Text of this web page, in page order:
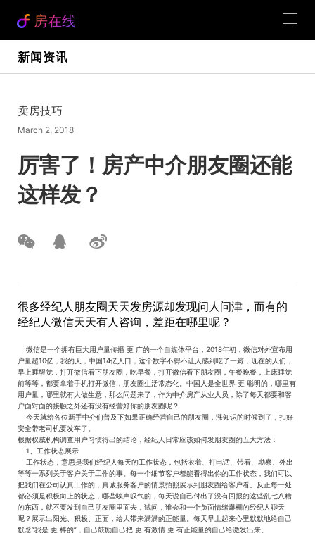
房在线
新闻资讯
卖房技巧
March 2, 2018
厉害了！房产中介朋友圈还能
这样发？
很多经纪人朋友圈天天发房源却发现问人问津，而有的
经纪人微信天天有人咨询，差距在哪里呢？
微信是一个拥有巨大用户量传播 更 广的一个自媒体平台，2018年初，微信对外宣布用
户量超10亿，我的天，中国14亿人口，这个数字不得不让人感到吃了一鲸，现在的人们，
早上睡醒觉，打开微信看下朋友圈，吃早餐，打开微信看下朋友圈，午餐晚餐，上床睡觉
前等等，都要拿着手机打开微信，朋友圈生活常态化。中国人是全世界 更 聪明的，哪里有
用户量，哪里就有人做生意，那么问题来了，作为中介房产从业人员，除了每天都要和客
户面对面的接触之外还有没有经营好你的朋友圈呢？
今天就给各位新手中介们普及下如果正确经营自己的朋友圈，涨知识的时候到了，扣好
安全带老司机要发车了。
根据权威机构调查用户习惯得出的结论，经纪人日常应该如何发朋友圈的五大方法：
1、工作状态展示
工作状态，意思是我们经纪人每天的工作状态，包括衣着、打电话、带看、勘察、外出
等等一系列关于客户关于工作的事。每一个细节客户都能看得出你的工作状态，我们可以
把我们在公司认真工作的，真诚服务客户的情景拍照展示到朋友圈给客户看。反正每一处
都必须是积极向上的状态，哪些唉声叹气的，每天说自己付出了没有回报的这些乱七八糟
的东西，就不要发到自己朋友圈里面去，试问，谁会和一个负面情绪爆棚的经纪人聊天
呢？展示出阳光、积极、正面，给人带来满满的正能量。每天早上起来心里默默地给自己
默念“我是 更 棒的”，自己鼓励自己把 更 有激情 更 有正能量的自己给激发出来。